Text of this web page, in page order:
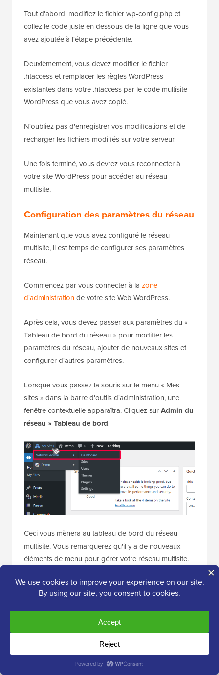
Tout d'abord, modifiez le fichier wp-config.php et
collez le code juste en dessous de la ligne que vous
avez ajoutée à l'étape précédente.
Deuxièmement, vous devez modifier le fichier
.htaccess et remplacer les règles WordPress
existantes dans votre .htaccess par le code multisite
WordPress que vous avez copié.
N'oubliez pas d'enregistrer vos modifications et de
recharger les fichiers modifiés sur votre serveur.
Une fois terminé, vous devrez vous reconnecter à
votre site WordPress pour accéder au réseau
multisite.
Configuration des paramètres du réseau
Maintenant que vous avez configuré le réseau
multisite, il est temps de configurer ses paramètres
réseau.
Commencez par vous connecter à la zone
d'administrationde votre site Web WordPress.
Après cela, vous devez passer aux paramètres du «
Tableau de bord du réseau » pour modifier les
paramètres du réseau, ajouter de nouveaux sites et
configurer d'autres paramètres.
Lorsque vous passez la souris sur le menu « Mes
sites » dans la barre d'outils d'administration, une
fenêtre contextuelle apparaîtra. Cliquez surAdmin du
réseau » Tableau de bord.
Ceci vous mènera au tableau de bord du réseau
multisite. Vous remarquerez qu'il y a de nouveaux
éléments de menu pour gérer votre réseau multisite.
Vous verrez également un widget de tableau de bord
« En ce moment » qui vous permet de créer un
nouveau site et d'ajouter de nouveaux utilisateurs.